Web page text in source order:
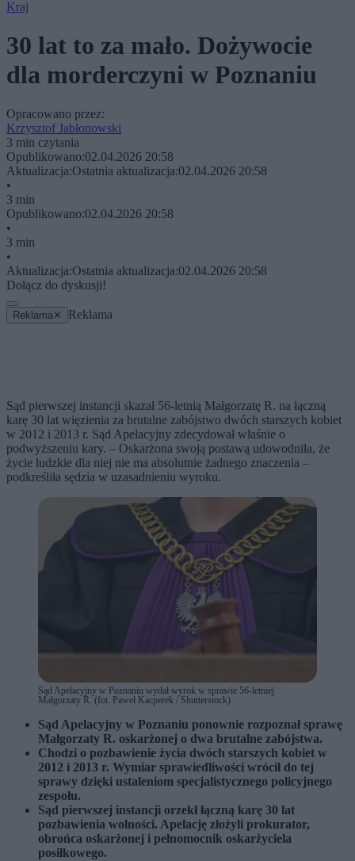
Kraj
30 lat to za mało. Dożywocie
dla morderczyni w Poznaniu
Opracowano przez:
Krzysztof Jabłonowski
3 min czytania
Opublikowano:02.04.2026 20:58
Aktualizacja:Ostatnia aktualizacja:02.04.2026 20:58
•
3 min
Opublikowano:02.04.2026 20:58
•
3 min
•
Aktualizacja:Ostatnia aktualizacja:02.04.2026 20:58
Dołącz do dyskusji!
Reklama ✕ Reklama
Sąd pierwszej instancji skazał 56-letnią Małgorzatę R. na łączną
karę 30 lat więzienia za brutalne zabójstwo dwóch starszych kobiet
w 2012 i 2013 r. Sąd Apelacyjny zdecydował właśnie o
podwyższeniu kary. – Oskarżona swoją postawą udowodniła, że
życie ludzkie dla niej nie ma absolutnie żadnego znaczenia –
podkreśliła sędzia w uzasadnieniu wyroku.
Sąd Apelacyjny w Poznaniu wydał wyrok w sprawie 56-letniej
Małgorzaty R. (fot. Paweł Kacperek / Shutterstock)
Sąd Apelacyjny w Poznaniu ponownie rozpoznał sprawę
Małgorzaty R. oskarżonej o dwa brutalne zabójstwa.
Chodzi o pozbawienie życia dwóch starszych kobiet w
2012 i 2013 r. Wymiar sprawiedliwości wrócił do tej
sprawy dzięki ustaleniom specjalistycznego policyjnego
zespołu.
Sąd pierwszej instancji orzekł łączną karę 30 lat
pozbawienia wolności. Apelację złożyli prokurator,
obrońca oskarżonej i pełnomocnik oskarżyciela
posiłkowego.